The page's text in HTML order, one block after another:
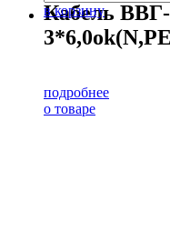
в корзину
Кабель
подробнее
о товаре